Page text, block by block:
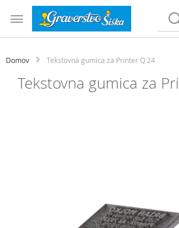
Preskoči
vsebino
Domov Tekstovna gumica za Printer Q 24
Tekstovna gumica za